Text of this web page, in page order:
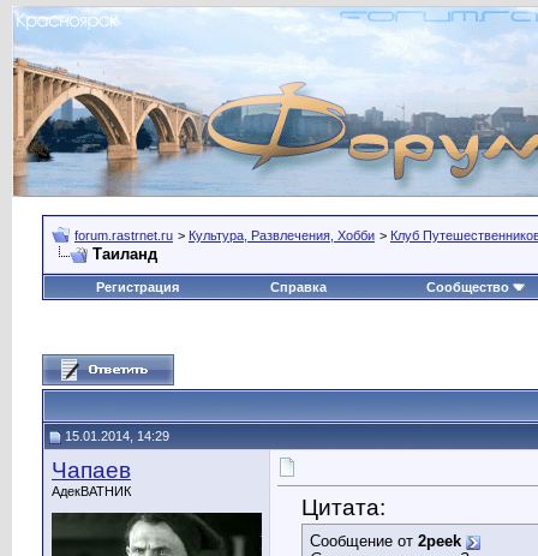
forum.rastrnet.ru > Культура, Развлечения, Хобби > Клуб
Таиланд
Регистрация Справка Сообщество
15.01.2014, 14:29
Чапаев
АдекВАТНИК
Цитата:
Сообщение от 2peek